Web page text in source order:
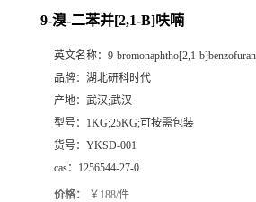
9-溴-二苯并[2,1-B]呋喃
英文名称： 9-bromonaphtho[2,1-b]benzofuran
品牌： 湖北研科时代
产地： 武汉;武汉
型号： 1KG;25KG;可按需包装
货号： YKSD-001
cas： 1256544-27-0
价格： ￥188/件